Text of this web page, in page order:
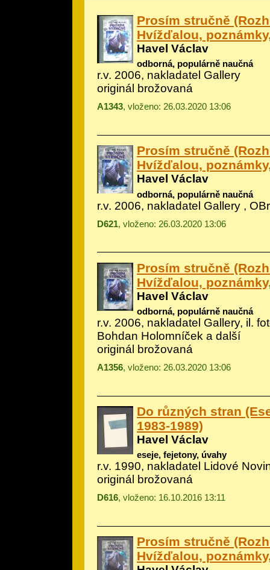
Prosím stručně
Hvížďalou,
Havel Václav
odborná, populárně naučná
r.v. 2006, nakladatel Gallery
originál brožovaná
A1343, vloženo: 26.03.2020 13:06
Prosím stručně
Hvížďalou,
Havel Václav
odborná, populárně naučná
r.v. 2006, nakladatel Gallery ,
D621, vloženo: 26.03.2020 13:06
Prosím stručně
Hvížďalou,
Havel Václav
odborná, populárně naučná
r.v. 2006, nakladatel Gallery, il.
Bohdan Holomníček a další
originál brožovaná
A1356, vloženo: 26.03.2020 13:06
Do různých stran
1983-1989)
Havel Václav
eseje, fejetony, úvahy
r.v. 1990, nakladatel Lidové
originál brožovaná
D616, vloženo: 16.10.2016 13:11
Prosím stručně
Hvížďalou,